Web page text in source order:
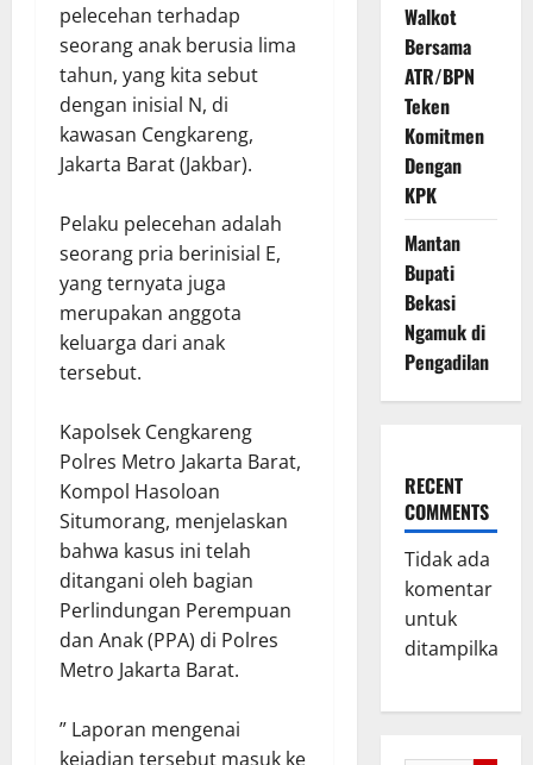
pelecehan terhadap
seorang anak berusia lima
tahun, yang kita sebut
dengan inisial N, di
kawasan Cengkareng,
Jakarta Barat (Jakbar).
Pelaku pelecehan adalah
seorang pria berinisial E,
yang ternyata juga
merupakan anggota
keluarga dari anak
tersebut.
Kapolsek Cengkareng
Polres Metro Jakarta Barat,
Kompol Hasoloan
Situmorang, menjelaskan
bahwa kasus ini telah
ditangani oleh bagian
Perlindungan Perempuan
dan Anak (PPA) di Polres
Metro Jakarta Barat.
” Laporan mengenai
kejadian tersebut masuk ke
Walkot
Bersama
ATR/BPN
Teken
Komitmen
Dengan
KPK
Mantan
Bupati
Bekasi
Ngamuk di
Pengadilan
RECENT
COMMENTS
Tidak ada
komentar
untuk
ditampilkan.